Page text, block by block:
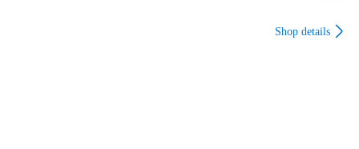
当店より銀行振込にて別途請求をし、お振込みの確認後、再
配達をさせていただきます。なお、荷物が返送された場合で
Shop details